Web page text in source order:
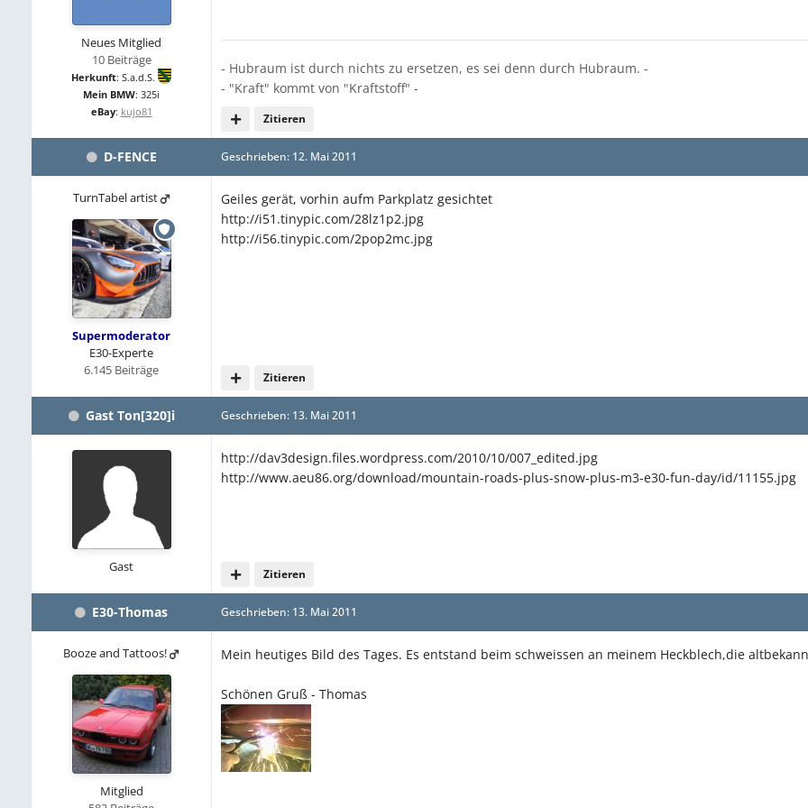
Neues Mitglied
10 Beiträge
Herkunft: S.a.d.S.
Mein BMW: 325i
eBay: kujo81 Zitieren
- Hubraum ist durch nichts zu ersetzen, es sei denn durch Hubraum. -
- "Kraft" kommt von "Kraftstoff" -
D-FENCE
TurnTabel artist
Supermoderator
E30-Experte
6.145 Beiträge
Geschrieben: 12. Mai 2011
Geiles gerät, vorhin aufm Parkplatz gesichtet
http://i51.tinypic.com/28lz1p2.jpg
http://i56.tinypic.com/2pop2mc.jpg
Zitieren
Gast Ton[320]i
Gast
Geschrieben: 13. Mai 2011
http://dav3design.files.wordpress.com/2010/10/007_edited.jpg
http://www.aeu86.org/download/mountain-roads-plus-snow-plus-m3-e30-fun-day/id/11155.jpg
Zitieren
E30-Thomas
Booze and Tattoos!
Mitglied
Geschrieben: 13. Mai 2011
Mein heutiges Bild des Tages. Es entstand beim schweissen an meinem Heckblech,die
Schönen Gruß - Thomas